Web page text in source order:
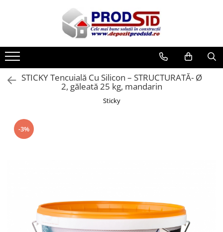
Toate Produsele
Materiale pentru construcții
Ciment și adezivi
Adezivi
Glet, Ipsos
Tencuieli
Sârmă neagră
Sârmă zincată
Elemente de placare
STICKY Tencuială Cu Silicon – STRUCTURATĂ- Ø
2, găleată 25 kg, mandarin
Sticky
-3%